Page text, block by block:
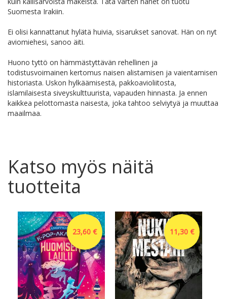
Suomesta Irakiin.
Ei olisi kannattanut hylätä huivia, sisarukset sanovat. Hän on nyt
aviomiehesi, sanoo äiti.
Huono tyttö on hämmästyttävän rehellinen ja
todistusvoimainen kertomus naisen alistamisen ja vaientamisen
historiasta. Uskon hylkäämisestä, pakkoavioliitosta,
islamilaisesta siveyskulttuurista, vapauden hinnasta. Ja ennen
kaikkea pelottomasta naisesta, joka tahtoo selviytyä ja muuttaa
maailmaa.
Katso myös näitä
tuotteita
23,60 € 11,30 €